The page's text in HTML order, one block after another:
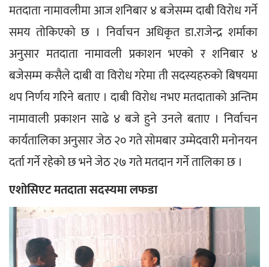
मतदाता नामावलीमा आज शनिबार ४ बजेसम्म दाबी विरोध गर्ने
समय तोकिएको छ । निर्वाचन अधिकृत डा.राजेन्द्र शर्माका
अनुसार मतदाता नामावली प्रकाशन भएको र शनिबार ४
बजेसम्म कसैले दाबी वा विरोध गरेमा ती सदस्यहरुको बिषयमा
थप निर्णय गरिने बताए । दाबी विरोध नभए मतदाताको अन्तिम
नामावाली प्रकाशन साढे ४ बजे हुने उनले बताए । निर्वाचन
कार्यतालिका अनुसार जेठ २० गते सोमबार उम्मेदवारी मनोनयन
दर्ता गर्ने रहेको छ भने जेठ २७ गते मतदान गर्ने तालिका छ ।
एशोसिएट मतदाता सदस्यमा लफडा